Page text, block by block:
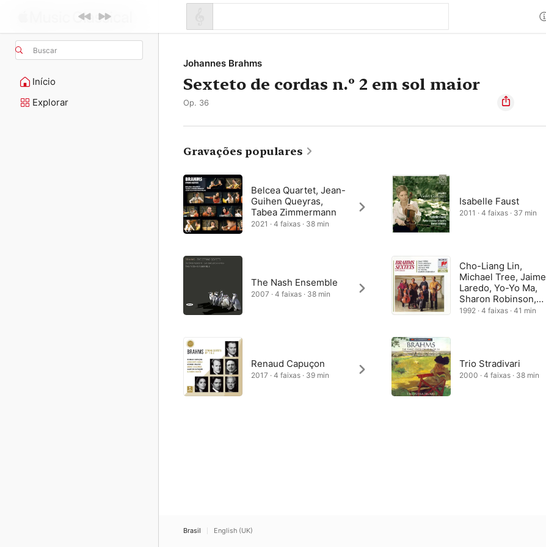
Buscar
Início
Explorar
Johannes Brahms
Sexteto de cordas n.º 2 em sol maior
Op. 36
Gravações populares
Belcea Quartet, Jean-
Guihen Queyras,
Tabea Zimmermann
2021 · 4 faixas · 38 min
The Nash Ensemble
2007 · 4 faixas · 38 min
Renaud Capuçon
2017 · 4 faixas · 39 min
Isabelle Faust
2011 · 4 faixas · 37 min
Cho-Liang Lin,
Michael Tree, Jaime
Laredo, Yo-Yo Ma,
Sharon Robinson,
Isaac Stern
1992 · 4 faixas · 41 min
Trio Stradivari
2000 · 4 faixas · 38 min
Brasil English (UK)